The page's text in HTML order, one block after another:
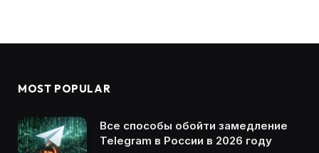
MOST POPULAR
Все способы обойти замедление
Telegram в России в 2026 году